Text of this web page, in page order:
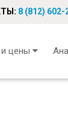
8 (812) 602-
и цены